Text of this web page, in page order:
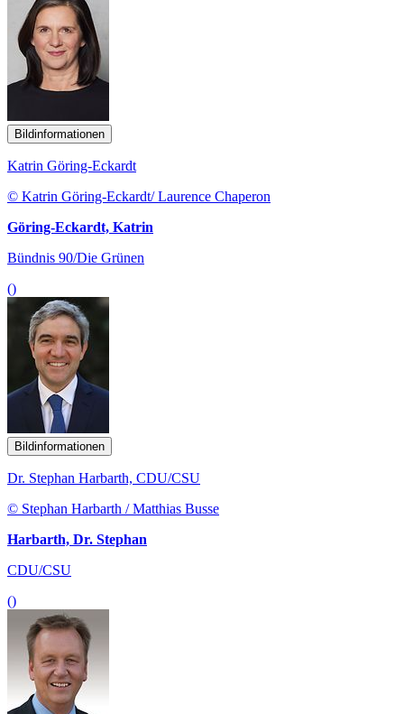
Bildinformationen
Katrin Göring-Eckardt
© Katrin Göring-Eckardt/ Laurence Chaperon
Göring-Eckardt, Katrin
Bündnis 90/Die Grünen
()
Bildinformationen
Dr. Stephan Harbarth, CDU/CSU
© Stephan Harbarth / Matthias Busse
Harbarth, Dr. Stephan
CDU/CSU
()